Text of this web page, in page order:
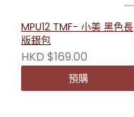
MPU12 TMF- 小美 黑色長
版銀包
HKD $169.00
預購